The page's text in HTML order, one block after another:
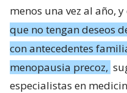
menos una vez al año,
que no tengan deseos
con antecedentes
menopausia precoz,
especialistas en